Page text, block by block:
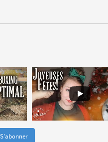
S'abonner